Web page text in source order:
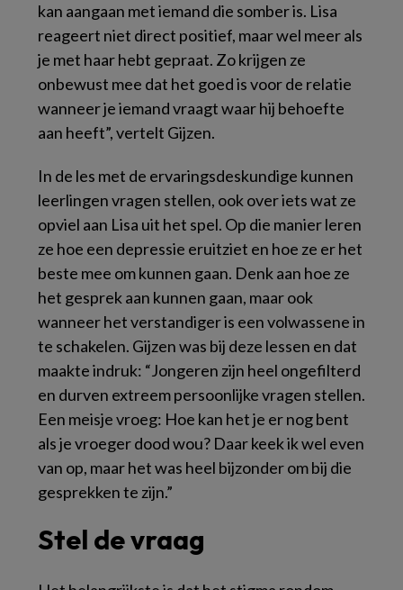
kan aangaan met iemand die somber is. Lisa
reageert niet direct positief, maar wel meer als
je met haar hebt gepraat. Zo krijgen ze
onbewust mee dat het goed is voor de relatie
wanneer je iemand vraagt waar hij behoefte
aan heeft”, vertelt Gijzen.
In de les met de ervaringsdeskundige kunnen
leerlingen vragen stellen, ook over iets wat ze
opviel aan Lisa uit het spel. Op die manier leren
ze hoe een depressie eruitziet en hoe ze er het
beste mee om kunnen gaan. Denk aan hoe ze
het gesprek aan kunnen gaan, maar ook
wanneer het verstandiger is een volwassene in
te schakelen. Gijzen was bij deze lessen en dat
maakte indruk: “Jongeren zijn heel ongefilterd
en durven extreem persoonlijke vragen stellen.
Een meisje vroeg: Hoe kan het je er nog bent
als je vroeger dood wou? Daar keek ik wel even
van op, maar het was heel bijzonder om bij die
gesprekken te zijn.”
Stel de vraag